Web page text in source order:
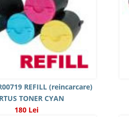
REFILL (reincarcare)
TONER CYAN
180 Lei